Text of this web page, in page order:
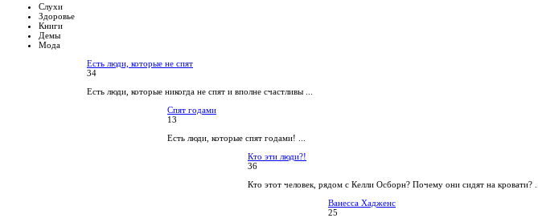
Слухи
Здоровье
Книги
Демы
Мода
Есть люди, которые не спят
34
Есть люди, которые никогда не спят и вполне счастливы ...
Спят годами
13
Есть люди, которые спят годами! ...
Кто эти люди?!
36
Кто этот человек, рядом с Келли Осборн? Почему они сидят на кровати? ...
Ванесса Хадженс
25